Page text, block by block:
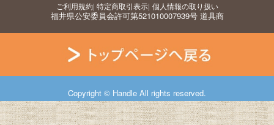
ご利用規約| 特定商取引表示| 個人情報の取り扱い
福井県公安委員会許可第521010007939号 道具商
Copyright © Handle All rights reserved.